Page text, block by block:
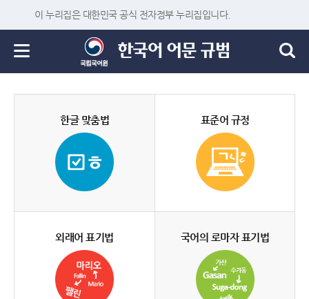
이 누리집은 대한민국 공식 전자정부 누리집입니다.
한글 맞춤법 표준어 규정
외래어 표기법 국어의 로마자 표기법